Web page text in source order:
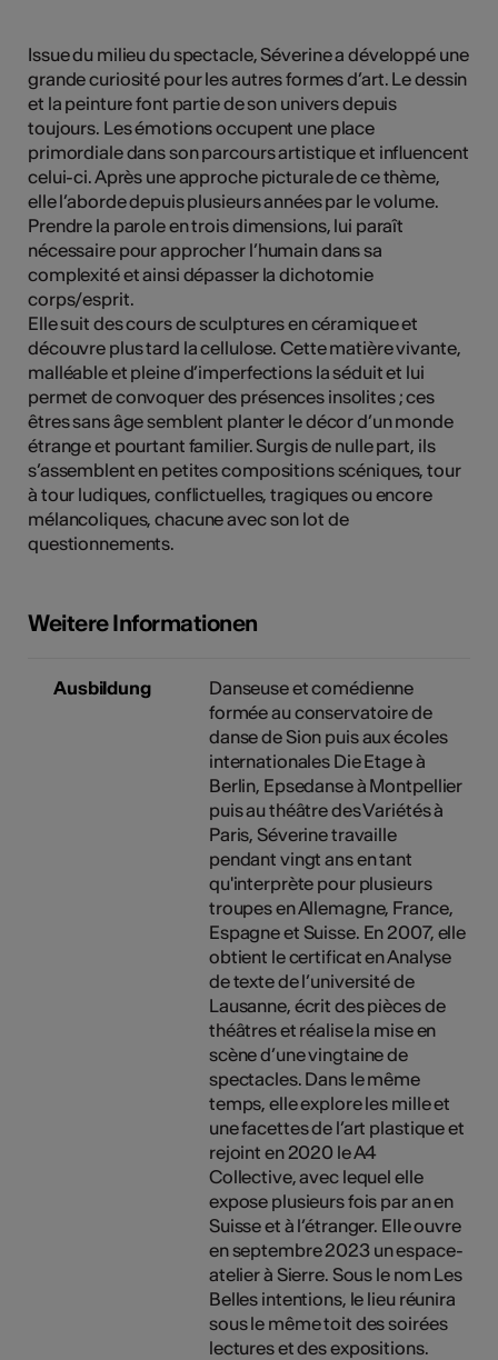
Issue du milieu du spectacle, Séverine a développé une
grande curiosité pour les autres formes d’art. Le dessin
et la peinture font partie de son univers depuis
toujours. Les émotions occupent une place
primordiale dans son parcours artistique et influencent
celui-ci. Après une approche picturale de ce thème,
elle l’aborde depuis plusieurs années par le volume.
Prendre la parole en trois dimensions, lui paraît
nécessaire pour approcher l’humain dans sa
complexité et ainsi dépasser la dichotomie
corps/esprit.
Elle suit des cours de sculptures en céramique et
découvre plus tard la cellulose. Cette matière vivante,
malléable et pleine d’imperfections la séduit et lui
permet de convoquer des présences insolites ; ces
êtres sans âge semblent planter le décor d’un monde
étrange et pourtant familier. Surgis de nulle part, ils
s’assemblent en petites compositions scéniques, tour
à tour ludiques, conflictuelles, tragiques ou encore
mélancoliques, chacune avec son lot de
questionnements.
Weitere Informationen
Ausbildung
Danseuse et comédienne
formée au conservatoire de
danse de Sion puis aux écoles
internationales Die Etage à
Berlin, Epsedanse à Montpellier
puis au théâtre des Variétés à
Paris, Séverine travaille
pendant vingt ans en tant
qu'interprète pour plusieurs
troupes en Allemagne, France,
Espagne et Suisse. En 2007, elle
obtient le certificat en Analyse
de texte de l’université de
Lausanne, écrit des pièces de
théâtres et réalise la mise en
scène d’une vingtaine de
spectacles. Dans le même
temps, elle explore les mille et
une facettes de l’art plastique et
rejoint en 2020 le A4
Collective, avec lequel elle
expose plusieurs fois par an en
Suisse et à l’étranger. Elle ouvre
en septembre 2023 un espace-
atelier à Sierre. Sous le nom Les
Belles intentions, le lieu réunira
sous le même toit des soirées
lectures et des expositions.